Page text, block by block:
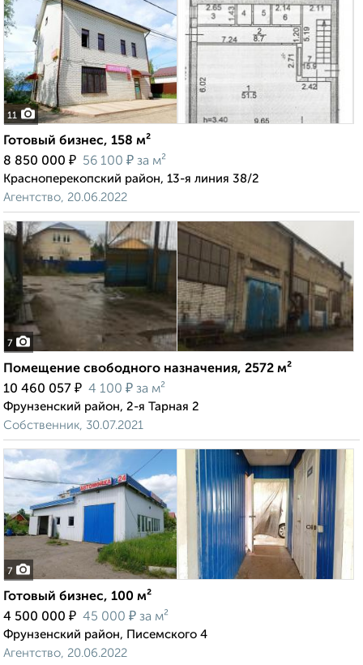
11
Готовый бизнес, 158 м²
8 850 000 ₽ 56 100 ₽ за м²
Красноперекопский район, 13-я линия 38/2
Агентство, 20.06.2022
7
Помещение свободного назначения, 2572 м²
10 460 057 ₽ 4 100 ₽ за м²
Фрунзенский район, 2-я Тарная 2
Собственник, 30.07.2021
7
Готовый бизнес, 100 м²
4 500 000 ₽ 45 000 ₽ за м²
Фрунзенский район, Писемского 4
Агентство, 20.06.2022